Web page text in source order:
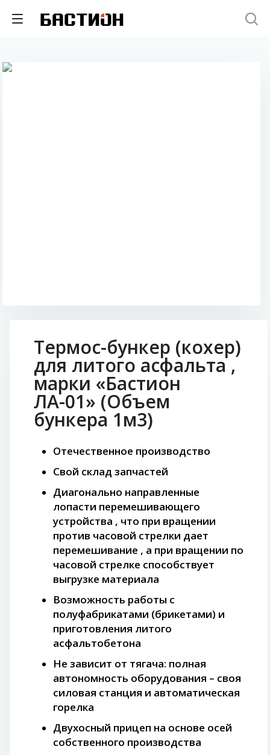
Термос-бункер (кохер)
для литого асфальта ,
марки «Бастион
ЛА-01» (Объем
бункера 1м3)
Отечественное производство
Свой склад запчастей
Диагонально направленные
лопасти перемешивающего
устройства , что при вращении
против часовой стрелки дает
перемешивание , а при вращении по
часовой стрелке способствует
выгрузке материала
Возможность работы с
полуфабрикатами (брикетами) и
приготовления литого
асфальтобетона
Не зависит от тягача: полная
автономность оборудования – своя
силовая станция и автоматическая
горелка
Двухосный прицеп на основе осей
собственного производства